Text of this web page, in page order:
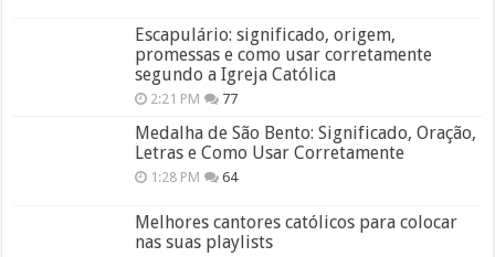
Escapulário: significado, origem,
promessas e como usar corretamente
segundo a Igreja Católica
2:21 PM 77
Medalha de São Bento: Significado, Oração,
Letras e Como Usar Corretamente
1:28 PM 64
Melhores cantores católicos para colocar
nas suas playlists